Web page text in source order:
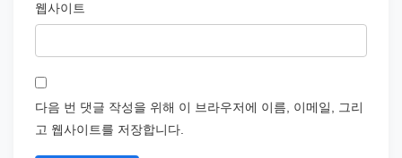
웹사이트
다음 번 댓글 작성을 위해 이 브라우저에 이름, 이메일, 그리
고 웹사이트를 저장합니다.